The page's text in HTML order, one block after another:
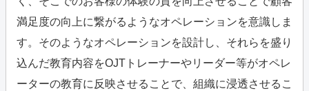
満足度の向上に繋がるようなオペレーションを意識しま
す。そのようなオペレーションを設計し、それらを盛り
込んだ教育内容をOJTトレーナーやリーダー等がオペレ
ーターの教育に反映させることで、組織に浸透させるこ